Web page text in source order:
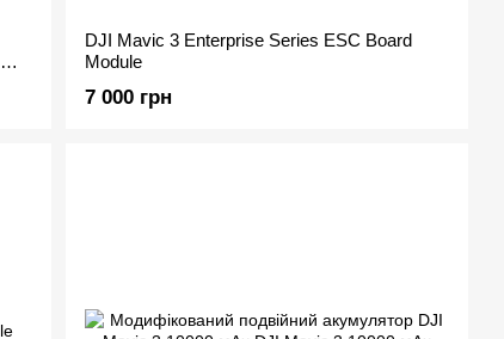
DJI Mavic 3 Enterprise Series ESC Board
Module
7 000 грн